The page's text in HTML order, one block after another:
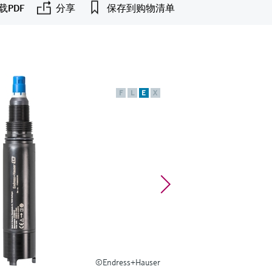
PDF 分享 保存到购物清单
F L E X
©Endress+Hauser